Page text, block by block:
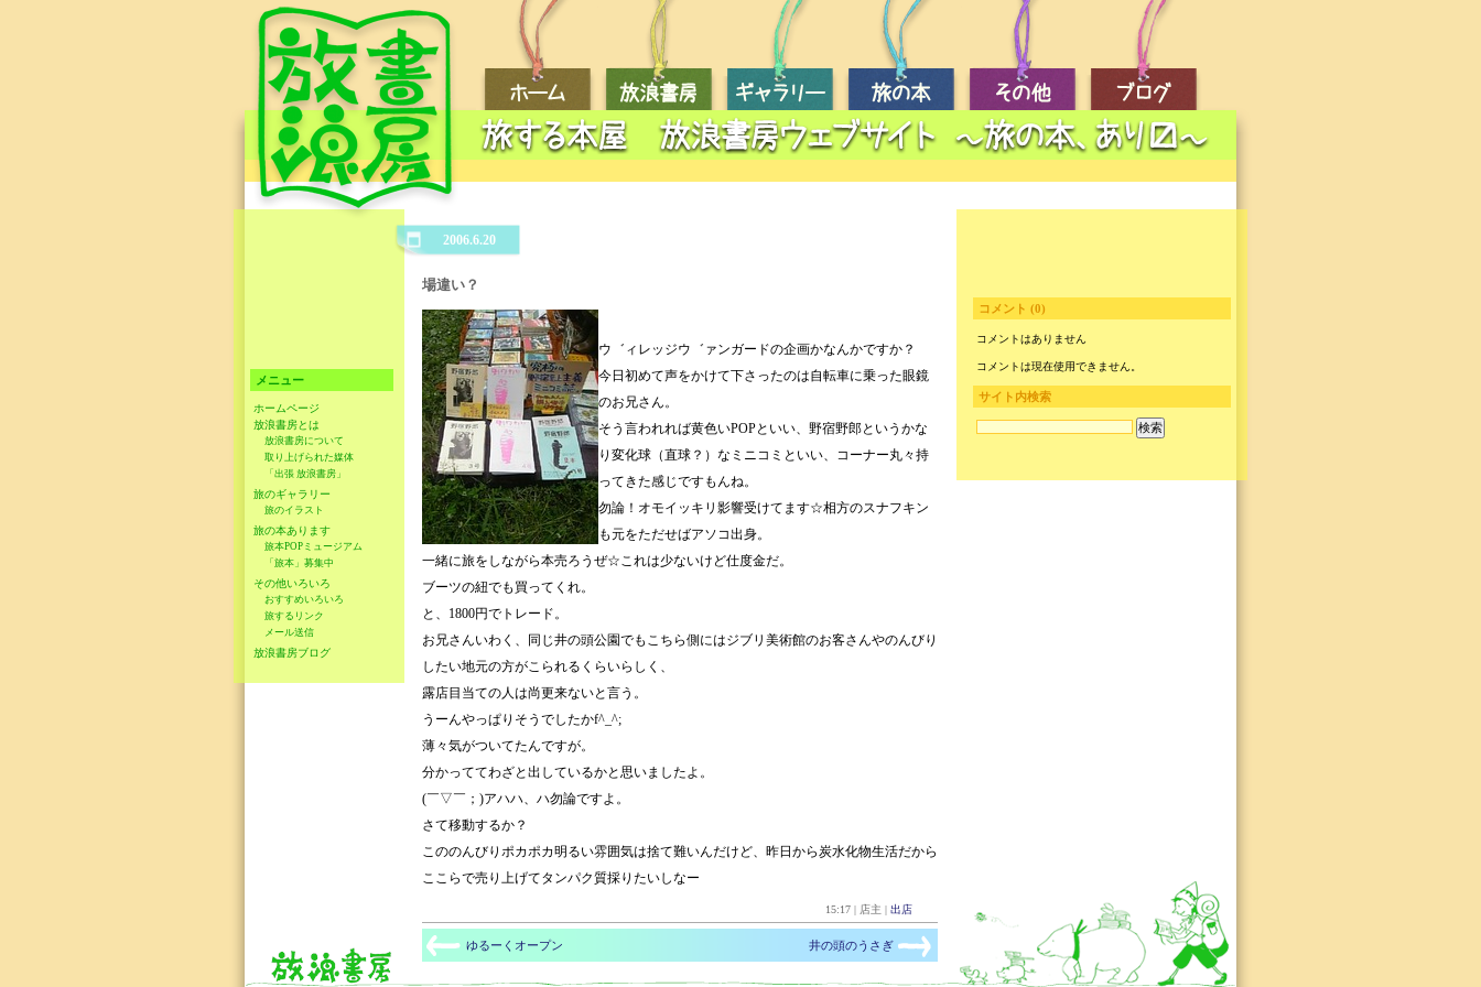
メニュー
ホームページ
放浪書房とは
放浪書房について
取り上げられた媒体
「出張 放浪書房」
旅のギャラリー
旅のイラスト
旅の本あります
旅本POPミュージアム
「旅本」募集中
その他いろいろ
おすすめいろいろ
旅するリンク
メール送信
放浪書房ブログ
2006.6.20
場違い？
ウ゛ィレッジウ゛ァンガードの企画かなんかですか？
今日初めて声をかけて下さったのは自転車に乗った眼鏡
のお兄さん。
そう言われれば黄色いPOPといい、野宿野郎というかな
り変化球（直球？）なミニコミといい、コーナー丸々持
ってきた感じですもんね。
勿論！オモイッキリ影響受けてます☆相方のスナフキン
も元をただせばアソコ出身。
一緒に旅をしながら本売ろうぜ☆これは少ないけど仕度金だ。
ブーツの紐でも買ってくれ。
と、1800円でトレード。
お兄さんいわく、同じ井の頭公園でもこちら側にはジブリ美術館のお客さんやのんびり
したい地元の方がこられるくらいらしく、
露店目当ての人は尚更来ないと言う。
うーんやっぱりそうでしたかf^_^;
薄々気がついてたんですが。
分かっててわざと出しているかと思いましたよ。
(￣▽￣；)アハハ、ハ勿論ですよ。
さて移動するか？
こののんびりポカポカ明るい雰囲気は捨て難いんだけど、昨日から炭水化物生活だから
ここらで売り上げてタンパク質採りたいしなー
15:17 | 店主 | 出店
ゆるーくオープン 井の頭のうさぎ
コメント (0)
コメントはありません
コメントは現在使用できません。
サイト内検索